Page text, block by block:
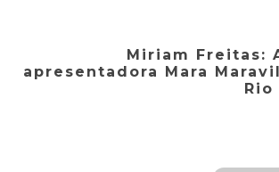
Miriam Freitas:
apresentadora Mara